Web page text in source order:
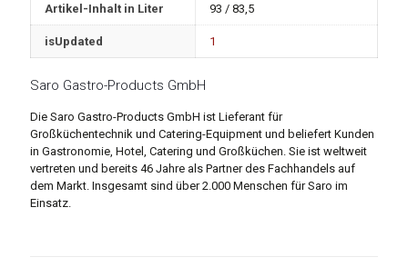
Artikel-Inhalt in Liter 93 / 83,5
isUpdated 1
Saro Gastro-Products GmbH
Die Saro Gastro-Products GmbH ist Lieferant für
Großküchentechnik und Catering-Equipment und beliefert Kunden
in Gastronomie, Hotel, Catering und Großküchen. Sie ist weltweit
vertreten und bereits 46 Jahre als Partner des Fachhandels auf
dem Markt. Insgesamt sind über 2.000 Menschen für Saro im
Einsatz.